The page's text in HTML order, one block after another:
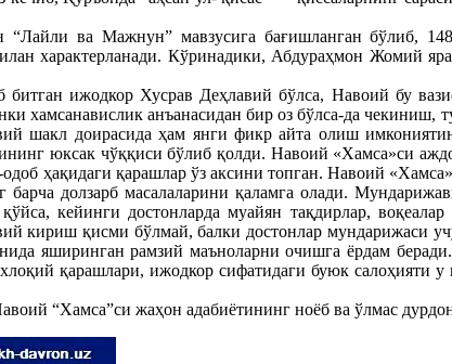
ва Мажнун” мавзусига бағишланган бўлиб,
характерланади. Кўринадики, Абдураҳмон Жомий
ижодкор Хусрав Деҳлавий бўлса, Навоий бу
хамсанавислик анъанасидан бир оз бўлса-да
шакл доирасида ҳам янги фикр айта олиш
юксак чўққиси бўлиб қолди. Навоий «Хамса»си
ҳақидаги қарашлар ўз аксини топган. Навоий
долзарб масалаларини қаламга олади.
кейинги достонларда муайян тақдирлар,
кириш қисми бўлмай, балки достонлар мундарижаси
яширинган рамзий маъноларни очишга ёрдам
қарашлари, ижодкор сифатидаги буюк салоҳияти у
“Хамса”си жаҳон адабиётининг ноёб ва ўлмас